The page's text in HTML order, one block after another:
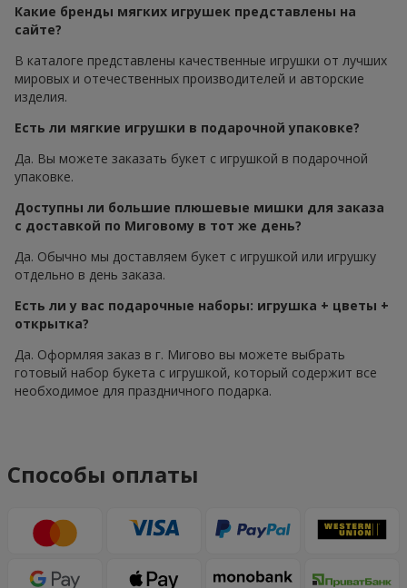
Какие бренды мягких игрушек представлены на
сайте?
В каталоге представлены качественные игрушки от лучших
мировых и отечественных производителей и авторские
изделия.
Есть ли мягкие игрушки в подарочной упаковке?
Да. Вы можете заказать букет с игрушкой в подарочной
упаковке.
Доступны ли большие плюшевые мишки для заказа
с доставкой по Миговому в тот же день?
Да. Обычно мы доставляем букет с игрушкой или игрушку
отдельно в день заказа.
Есть ли у вас подарочные наборы: игрушка + цветы +
открытка?
Да. Оформляя заказ в г. Мигово вы можете выбрать
готовый набор букета с игрушкой, который содержит все
необходимое для праздничного подарка.
Способы оплаты